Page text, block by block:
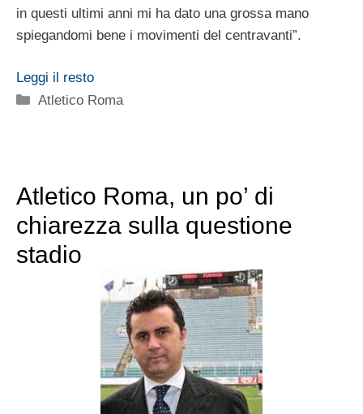
in questi ultimi anni mi ha dato una grossa mano
spiegandomi bene i movimenti del centravanti”.
Leggi il resto
Categorie
Atletico Roma
Atletico Roma, un po’ di
chiarezza sulla questione
stadio